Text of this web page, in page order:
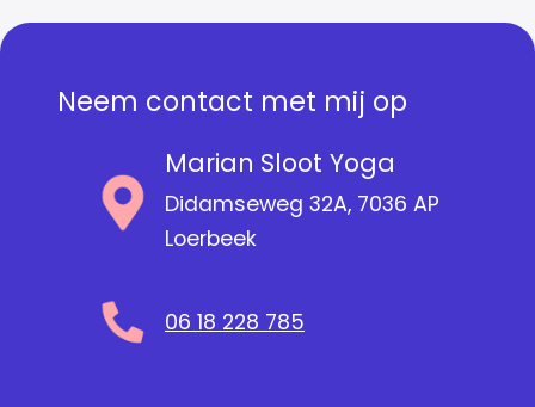
Neem contact met mij op
Marian Sloot Yoga
Didamseweg 32A, 7036 AP
Loerbeek
06 18 228 785